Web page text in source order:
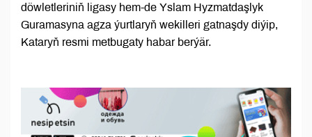
döwletleriniň ligasy hem-de Yslam Hyzmatdaşlyk
Guramasyna agza ýurtlaryň wekilleri gatnaşdy diýip,
Kataryň resmi metbugaty habar berýär.